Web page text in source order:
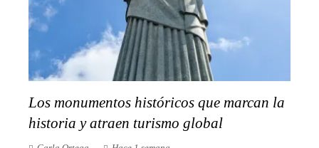
Los monumentos históricos que marcan la
historia y atraen turismo global